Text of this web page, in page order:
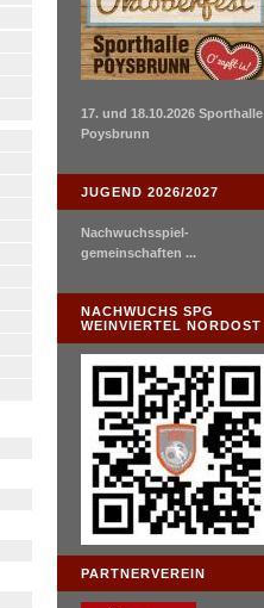
17. und 18.10.2026 Sporthalle
Poysbrunn
JUGEND 2026/2027
Nachwuchsspiel-
gemeinschaften ...
NACHWUCHS SPG
WEINVIERTEL NORDOST
PARTNERVEREIN